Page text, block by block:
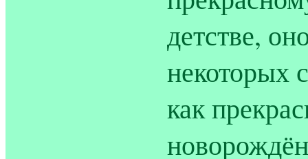
детстве,
некоторых
как